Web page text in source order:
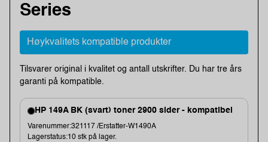
Series
Høykvalitets kompatible produkter
Tilsvarer original i kvalitet og antall utskrifter. Du har tre års
garanti på kompatible.
HP 149A BK (svart) toner 2900 sider - kompatibel
Varenummer:321117 /Erstatter-W1490A
Lagerstatus:10 stk på lager.